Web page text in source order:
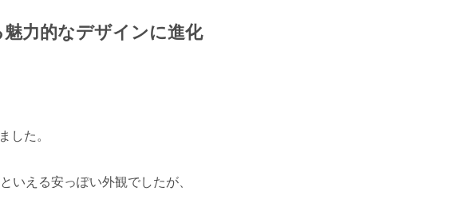
力的なデザインに進化
した。
いえる安っぽい外観でしたが、